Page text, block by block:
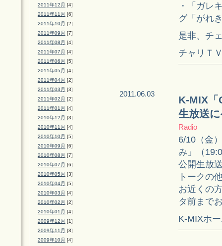
2011年12月 [4]
2011年11月 [6]
2011年10月 [2]
2011年09月 [7]
2011年08月 [4]
2011年07月 [4]
2011年06月 [5]
2011年05月 [4]
2011年04月 [2]
2011年03月 [3]
2011年02月 [2]
2011年01月 [4]
2010年12月 [3]
2010年11月 [4]
2010年10月 [5]
2010年09月 [6]
2010年08月 [7]
2010年07月 [6]
2010年05月 [3]
2010年04月 [5]
2010年03月 [4]
2010年02月 [2]
2010年01月 [4]
2009年12月 [1]
2009年11月 [8]
2009年10月 [4]
・「ガレ
グ「がれ
是非、チ
チャリＴ
2011.06.03
K-MIX
生放送
Radio
6/10（金
み」（
公開生放
トークの
お近くの
タ前まで
K-MIXホ